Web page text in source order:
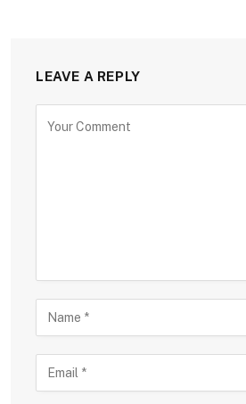
LEAVE A REPLY